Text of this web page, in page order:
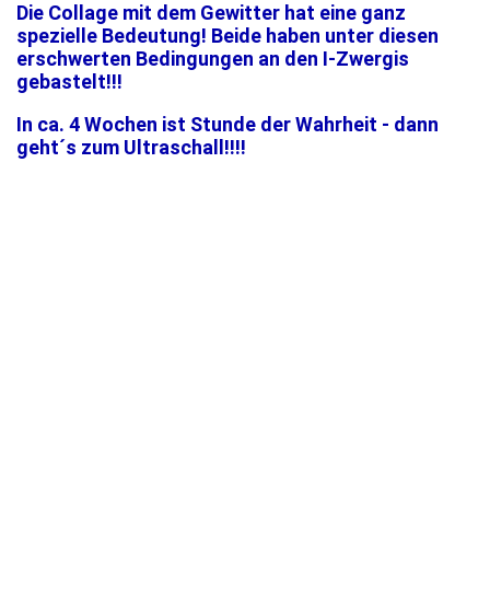
Die Collage mit dem Gewitter hat eine ganz
spezielle Bedeutung! Beide haben unter diesen
erschwerten Bedingungen an den I-Zwergis
gebastelt!!!
In ca. 4 Wochen ist Stunde der Wahrheit - dann
geht´s zum Ultraschall!!!!